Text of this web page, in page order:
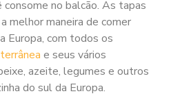
no balcão. As tapas
melhor maneira de comer
Europa, com todos os
e seus vários
azeite, legumes e outros
do sul da Europa.